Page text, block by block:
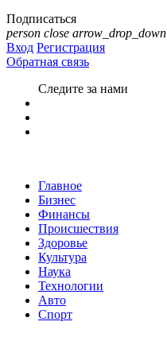
Подписаться
person close arrow_drop_down
Вход Регистрация
Обратная связь
Следите за нами
Главное
Бизнес
Финансы
Происшествия
Здоровье
Культура
Наука
Технологии
Авто
Спорт